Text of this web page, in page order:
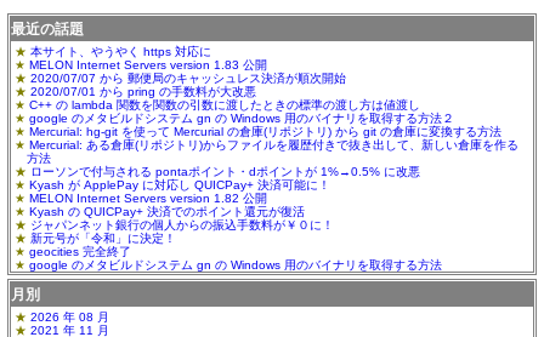
最近の話題
本サイト、やうやく https 対応に
MELON Internet Servers version 1.83 公開
2020/07/07 から 郵便局のキャッシュレス決済が順次開始
2020/07/01 から pring の手数料が大改悪
C++ の lambda 関数を関数の引数に渡したときの標準の渡し方は値渡し
google のメタビルドシステム gn の Windows 用のバイナリを取得する方法２
Mercurial: hg-git を使って Mercurial の倉庫(リポジトリ) から git の倉庫に変換する方法
Mercurial: ある倉庫(リポジトリ)からファイルを履歴付きで抜き出して、新しい倉庫を作る
方法
ローソンで付与される pontaポイント・dポイントが 1%→0.5% に改悪
Kyash が ApplePay に対応し QUICPay+ 決済可能に！
MELON Internet Servers version 1.82 公開
Kyash の QUICPay+ 決済でのポイント還元が復活
ジャパンネット銀行の個人からの振込手数料が￥０に！
新元号が「令和」に決定！
geocities 完全終了
google のメタビルドシステム gn の Windows 用のバイナリを取得する方法
月別
2026 年 08 月
2021 年 11 月